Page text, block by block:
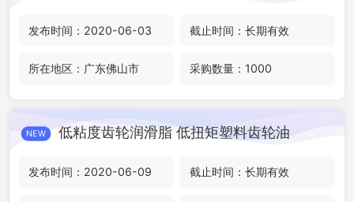
发布时间：2020-06-03 截止时间：长期有效
所在地区：广东佛山市 采购数量：1000
NEW 低粘度齿轮润滑脂 低扭矩塑料齿轮油
发布时间：2020-06-09 截止时间：长期有效